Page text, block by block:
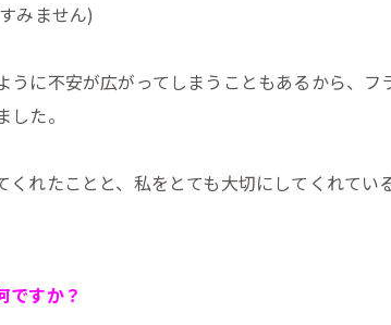
みません)
に不安が広がってしまうこともあるから、
た。
れたことと、私をとても大切にしてくれてい
ですか？